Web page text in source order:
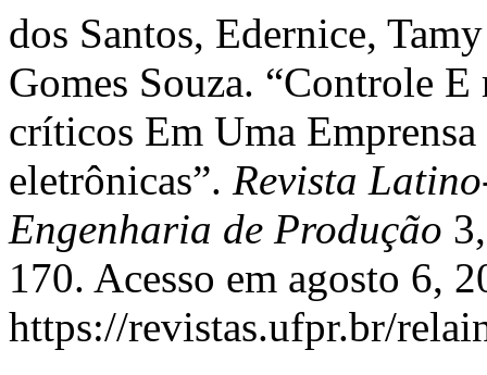
dos Santos, Edernice,
Gomes Souza. “Controle
críticos Em Uma
eletrônicas”. Revista
Engenharia de Produção
170. Acesso em agosto 6,
https://revistas.ufpr.br/